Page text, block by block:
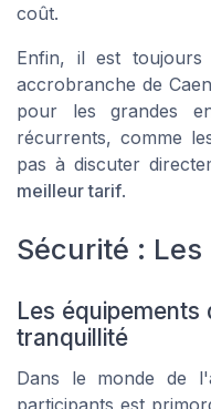
coût.
Enfin, il est
accrobranche de
pour les grandes
récurrents, comme
pas à discuter
meilleur tarif.
Sécurité :
Les
tranquillité
Dans le monde de